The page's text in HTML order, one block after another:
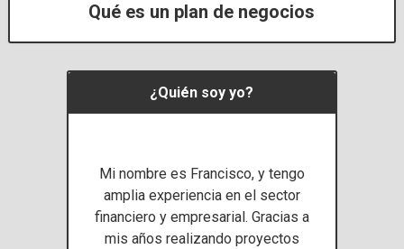
Qué es un plan de negocios
​¿Quién soy yo?
Mi nombre es Francisco, y tengo
amplia experiencia en el sector
financiero y empresarial. Gracias a
mis años realizando proyectos